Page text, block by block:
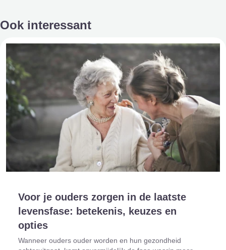
Ook interessant
Voor je ouders zorgen in de laatste
levensfase: betekenis, keuzes en
opties
Wanneer ouders ouder worden en hun gezondheid